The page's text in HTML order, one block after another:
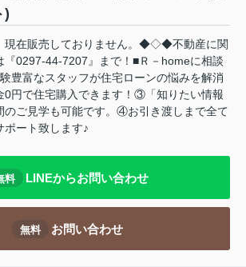
)
在販売しておりません。◆◇◆不動産に関
『0297-44-7207』まで！■Ｒ－homeに相談
豊富なスタッフが住宅ローンの悩みを解消
0円で住宅購入できます！③「知りたい情報
のご見学も可能です。④お引き渡しまで全て
ポート致します♪
料 LINEからお問い合わせ
無料 お問い合わせ